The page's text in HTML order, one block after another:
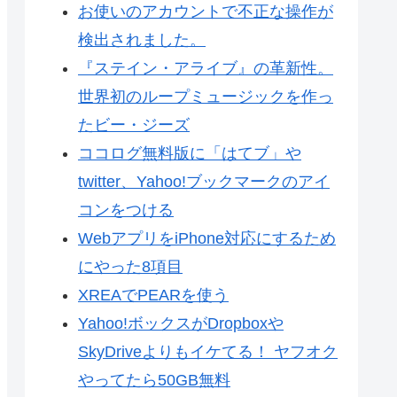
お使いのアカウントで不正な操作が
検出されました。
『ステイン・アライブ』の革新性。
世界初のループミュージックを作っ
たビー・ジーズ
ココログ無料版に「はてブ」や
twitter、Yahoo!ブックマークのアイ
コンをつける
WebアプリをiPhone対応にするため
にやった8項目
XREAでPEARを使う
Yahoo!ボックスがDropboxや
SkyDriveよりもイケてる！ ヤフオク
やってたら50GB無料